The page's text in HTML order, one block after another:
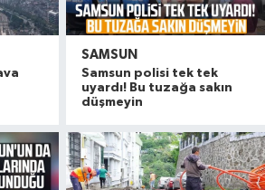
SAMSUN
Samsun polisi tek tek
uyardı! Bu tuzağa sakın
düşmeyin